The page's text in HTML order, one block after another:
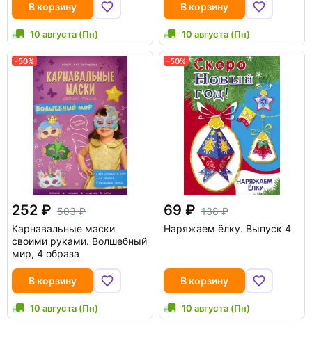
В корзину
10 августа (Пн)
В корзину
10 августа (Пн)
-50%
252
503
Карнавальные маски
своими руками. Волшебный
мир, 4 образа
В корзину
10 августа (Пн)
-50%
69
138
Наряжаем ёлку. Выпуск 4
В корзину
10 августа (Пн)